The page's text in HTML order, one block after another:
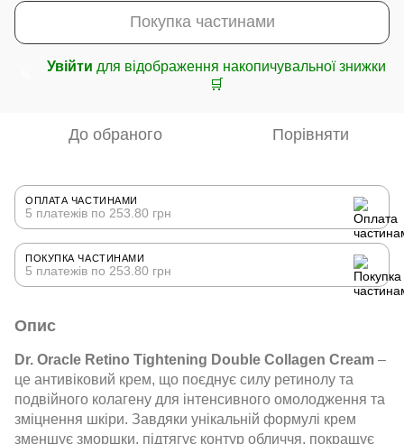
Покупка частинами
Увійти для відображення накопичувальної знижки
🛒
До обраного Порівняти
ОПЛАТА ЧАСТИНАМИ
5 платежів по 253.80 грн
ПОКУПКА ЧАСТИНАМИ
5 платежів по 253.80 грн
Опис
Dr. Oracle Retino Tightening Double Collagen Cream –
це антивіковий крем, що поєднує силу ретинолу та
подвійного колагену для інтенсивного омолодження та
зміцнення шкіри. Завдяки унікальній формулі крем
зменшує зморшки, підтягує контур обличчя, покращує